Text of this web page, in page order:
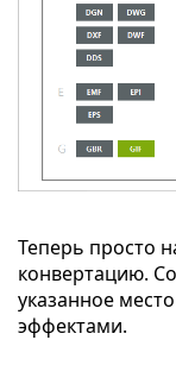
Теперь просто
конвертацию.
указанное
эффектами.